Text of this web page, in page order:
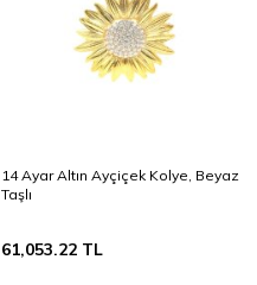
14 Ayar Altın Ayçiçek Kolye, Beyaz
Taşlı
61,053.22 TL